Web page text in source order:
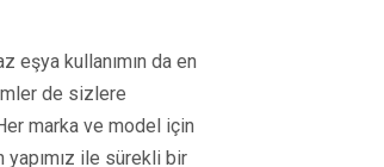
eşya kullanımın da en
de sizlere
marka ve model için
yapımız ile sürekli bir